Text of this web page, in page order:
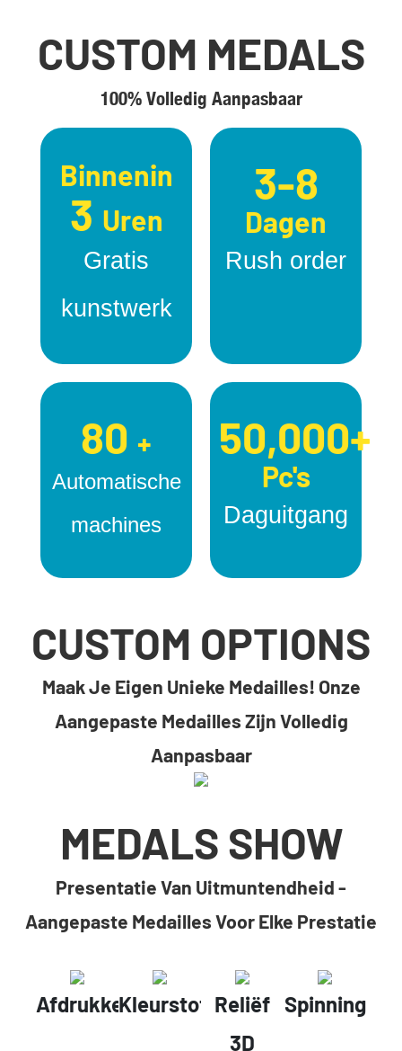
CUSTOM MEDALS
100% Volledig Aanpasbaar
Binnenin
3 Uren
Gratis
kunstwerk
3-8
Dagen
Rush order
80 +
Automatische
machines
50,000+
Pc's
Daguitgang
CUSTOM OPTIONS
Maak Je Eigen Unieke Medailles! Onze
Aangepaste Medailles Zijn Volledig
Aanpasbaar
MEDALS SHOW
Presentatie Van Uitmuntendheid -
Aangepaste Medailles Voor Elke Prestatie
AfdrukkenKleurstofmetaal
Reliëf
3D
Spinning